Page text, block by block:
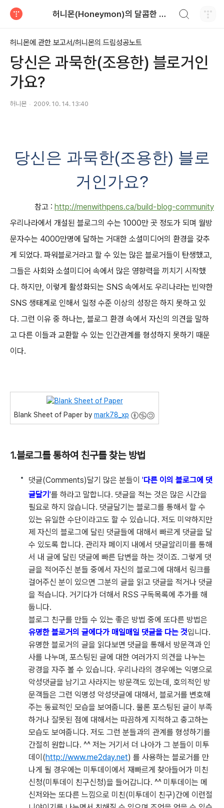
허니몬(Honeymon)의 달콤한 비행
허니몬에 관한 보고서/허니몬의 드림성공노트
당신은 과묵한(조용한) 블로거인
가요?
허니몬 2009. 10. 14. 13:40
당신은 과묵한(조용한) 블로
거인가요?
참고 : http://menwithpens.ca/build-blog-community
우리나라에서 개설된 블로그의 수는 1000만 곳 정도가 되며 월방
문자수는 4000만명에 달하는 거대한 소셜미디어의 환경을 갖추
게 되었다. 파워블로거라고 할 수 있는 많은 블로거들이 탄생했고,
그들은 사회와 소셜미디어 속에서 많은 영향력을 끼치기 시작했
다. 하지만, 이렇게 활성화되는 SNS 속에서도 우리나라는 빈약한
SNS 생태계로 인해서 일정 수준 이상의 성장은 하지 못하고 있
다. 그런 이유 중 하나는, 블로그 환경 속에서 자신의 의견을 말하
고 다른 이들과 교환할 수 있는 인간관계를 형성하지 못하기 때문
이다.
Blank Sheet of Paper by mark78_xp
1.블로그를 통하여 친구를 찾는 방법
댓글(Comments)달기 많은 분들이 '다른 이의 블로그에 댓
글달기 '를 하라고 말합니다. 댓글을 적는 것은 많은 시간을
필요로 하지 않습니다. 댓글달기는 블로그를 통해서 할 수
있는 유일한 수단이라고도 할 수 있습니다. 저도 미약하지만
제 자신의 블로그에 달린 댓글들에 대해서 빠르게 댓글을 달
수 있도록 합니다. 관리자 페이지 내에서 댓글알리미를 통해
서 내 글에 달린 댓글에 빠른 답변을 하는 것이죠. 그렇게 댓
글을 적어주신 분들 중에서 자신의 블로그에 대해서 링크를
걸어주신 분이 있으면 그분의 글을 읽고 댓글을 적거나 댓글
을 적습니다. 거기다가 더해서 RSS 구독목록에 추가를 해
둡니다.
블로그 친구를 만들 수 있는 좋은 방법 중에 또다른 방법은
유명한 블로거의 글에다가 매일매일 댓글을 다는 것입니다.
유명한 블로거의 글을 읽다보면 댓글을 통해서 방문객과 인
사를 나누며, 포스팅된 글에 대한 여러가지 의견을 나누는
광경을 자주 볼 수 있습니다. 우리나라의 경우에는 익명으로
악성댓글을 남기고 사라지는 방문객도 있는데, 호의적인 방
문객들은 그런 익명성 악성댓글에 대해서, 블로거를 변호해
주는 동료적인 모습을 보여줍니다. 물론 포스팅된 글이 부족
하거나 잘못된 점에 대해서는 따끔하게 지적하고 충고하는
모습도 보여줍니다. 저도 그런 분들과의 관계를 형성하기를
간절히 원합니다. ^^ 저는 거기서 더 나아가 그 분들이 미투
데이(http://www.me2day.net) 를 사용하는 블로거를 만
나게 될 경우에는 미투데이에서 재빠르게 찾아들어가 미친
신청(미투데이 친구신청)을 들어갑니다. ^^ 미투데이는 메
신저와는 또다른 느낌으로 미친(미투데이 친구)간에 이런절